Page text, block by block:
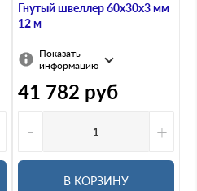
Гнутый швеллер 60х30х3 мм
12 м
Показать
информацию
41 782 руб
-
+
В КОРЗИНУ